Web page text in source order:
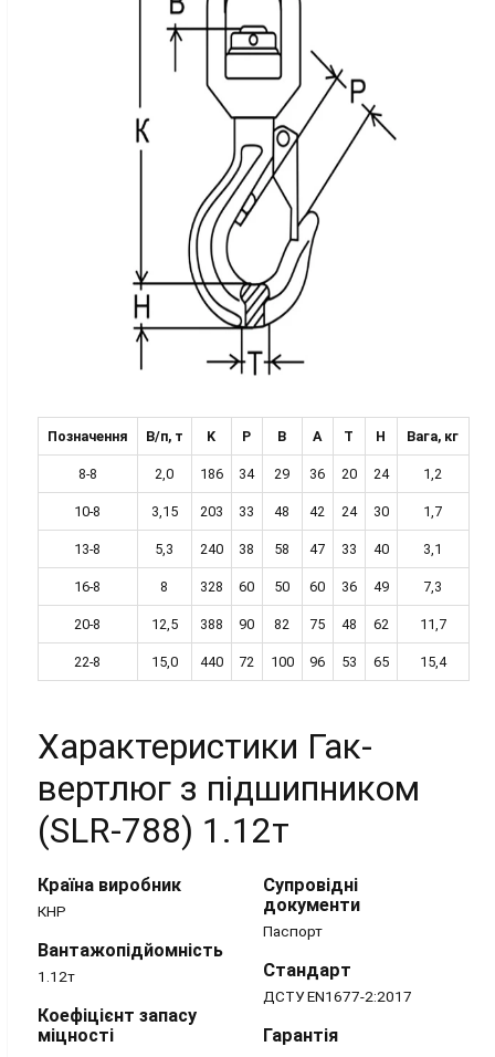
Позначення В/п, т K P B A T H Вага, кг
8-8 2,0 186 34 29 36 20 24 1,2
10-8 3,15 203 33 48 42 24 30 1,7
13-8 5,3 240 38 58 47 33 40 3,1
16-8 8 328 60 50 60 36 49 7,3
20-8 12,5 388 90 82 75 48 62 11,7
22-8 15,0 440 72 100 96 53 65 15,4
Характеристики Гак-
вертлюг з підшипником
(SLR-788) 1.12т
Країна виробник
КНР
Вантажопідйомність
1.12т
Коефіцієнт запасу
міцності
Супровідні
документи
Паспорт
Стандарт
ДСТУ EN1677-2:2017
Гарантія